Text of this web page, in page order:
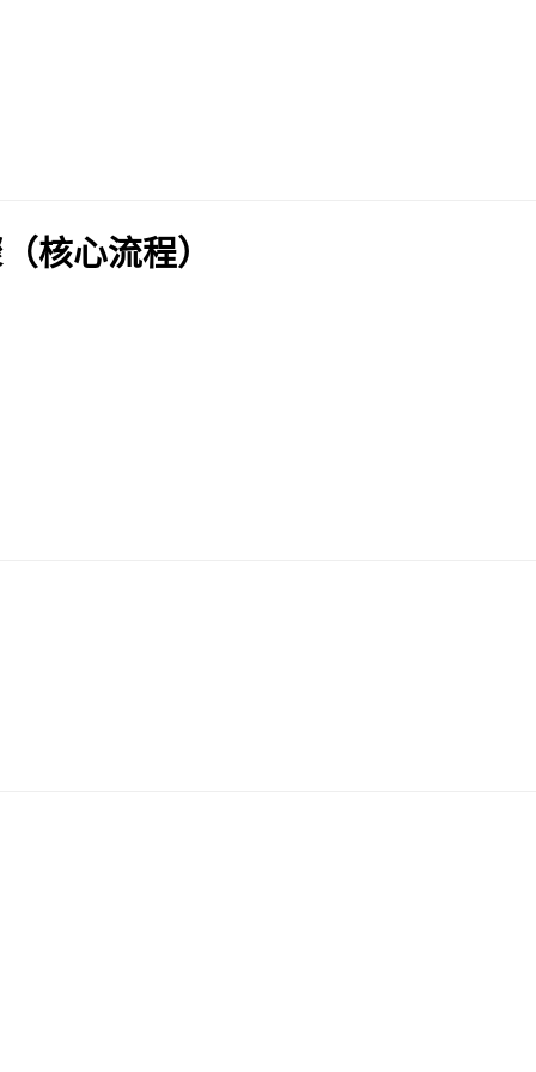
核心流程）